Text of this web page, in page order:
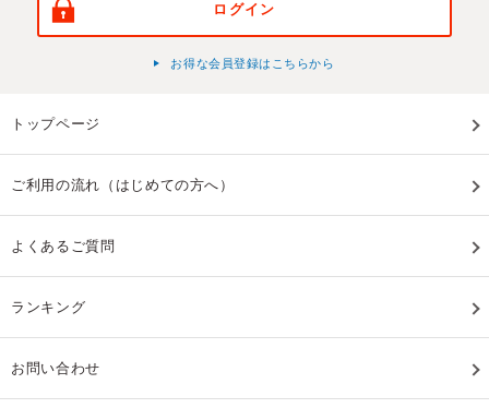
ログイン
お得な会員登録はこちらから
トップページ
ご利用の流れ（はじめての方へ）
よくあるご質問
ランキング
お問い合わせ